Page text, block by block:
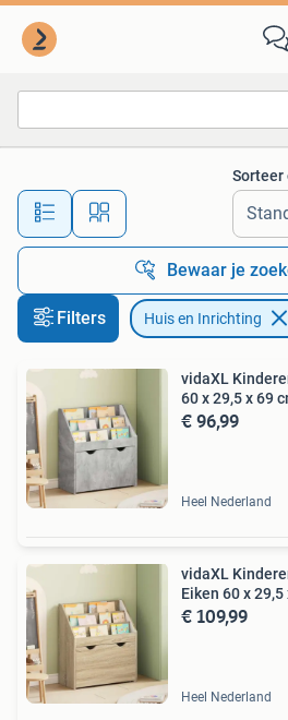
Alle afstanden…
Sorteer
Bewaar je
Filters Huis en Inrichting
vidaXL
60 x 29,5 x 69
€ 96,99
Heel Nederland
vidaXL
Eiken 60 x 29,5
€ 109,99
Heel Nederland